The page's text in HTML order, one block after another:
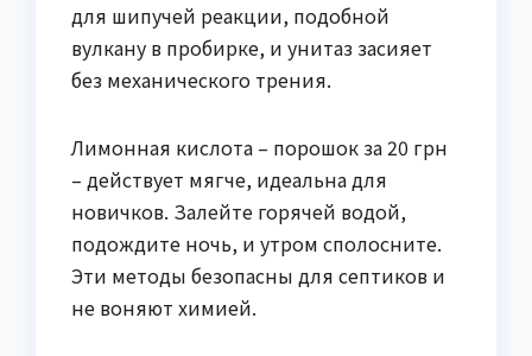
для шипучей реакции, подобной
вулкану в пробирке, и унитаз засияет
без механического трения.
Лимонная кислота – порошок за 20 грн
– действует мягче, идеальна для
новичков. Залейте горячей водой,
подождите ночь, и утром сполосните.
Эти методы безопасны для септиков и
не воняют химией.